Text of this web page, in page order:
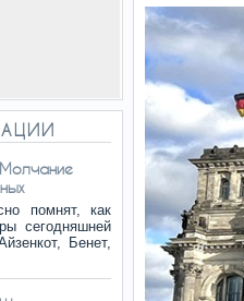
Молчание
помнят, как
сегодняшней
Бенет,